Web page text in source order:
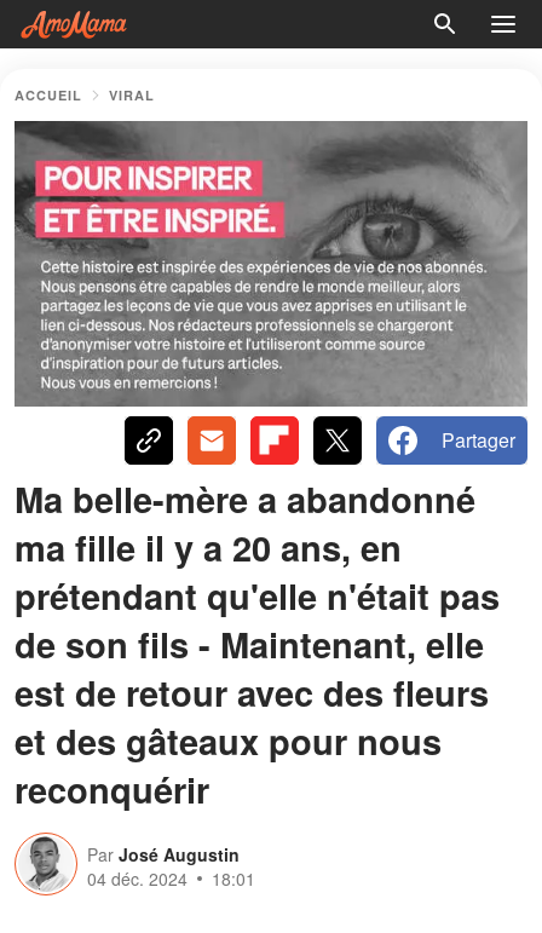
ACCUEIL VIRAL
Partager
Ma belle-mère a abandonné
ma fille il y a 20 ans, en
prétendant qu'elle n'était pas
de son fils - Maintenant, elle
est de retour avec des fleurs
et des gâteaux pour nous
reconquérir
Par José Augustin
04 déc. 2024
18:01